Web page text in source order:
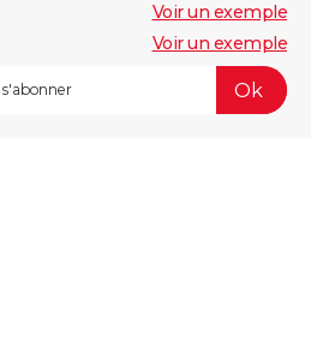
Voir un exemple
Voir un exemple